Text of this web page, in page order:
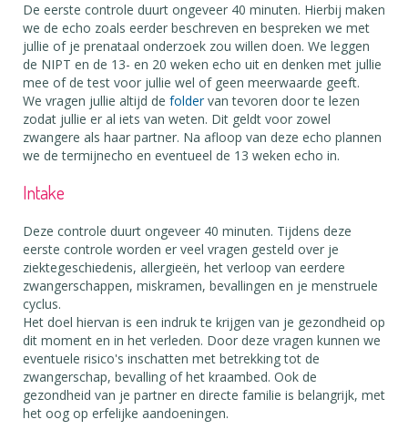
De eerste controle duurt ongeveer 40 minuten. Hierbij maken
we de echo zoals eerder beschreven en bespreken we met
jullie of je prenataal onderzoek zou willen doen. We leggen
de NIPT en de 13- en 20 weken echo uit en denken met jullie
mee of de test voor jullie wel of geen meerwaarde geeft.
We vragen jullie altijd de foldervan tevoren door te lezen
zodat jullie er al iets van weten. Dit geldt voor zowel
zwangere als haar partner. Na afloop van deze echo plannen
we de termijnecho en eventueel de 13 weken echo in.
Intake
Deze controle duurt ongeveer 40 minuten. Tijdens deze
eerste controle worden er veel vragen gesteld over je
ziektegeschiedenis, allergieën, het verloop van eerdere
zwangerschappen, miskramen, bevallingen en je menstruele
cyclus.
Het doel hiervan is een indruk te krijgen van je gezondheid op
dit moment en in het verleden. Door deze vragen kunnen we
eventuele risico's inschatten met betrekking tot de
zwangerschap, bevalling of het kraambed. Ook de
gezondheid van je partner en directe familie is belangrijk, met
het oog op erfelijke aandoeningen.